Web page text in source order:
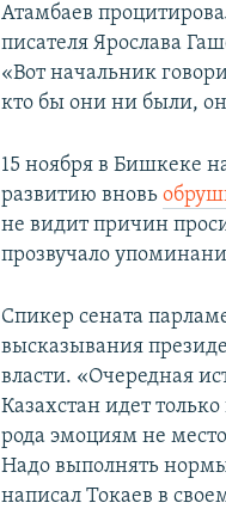
Атамбаев
писателя Ярослава
«Вот начальник
кто бы они ни были,
15 ноября в Бишкеке
развитию вновь
не видит причин
прозвучало
Спикер сената
высказывания
власти. «Очередная
Казахстан идет
рода эмоциям не
Надо выполнять
написал Токаев в